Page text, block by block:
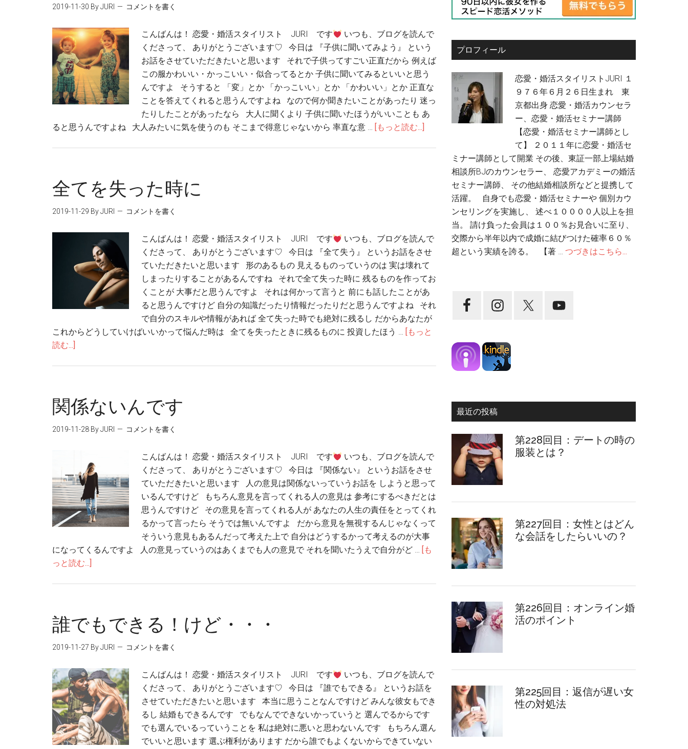
2019-11-30 By JURI コメントを書く
こんばんは！ 恋愛・婚活スタイリスト JURI です
いつも、ブログを読んで
くださって、 ありがとうございます♡ 今日は 『子供に聞いてみよう』 という
お話をさせていただきたいと思います それで子供ってすごい正直だから 例えば
この服かわいい・かっこいい・似合ってるとか 子供に聞いてみるといいと思う
んですよ そうすると 「変」とか 「かっこいい」とか 「かわいい」とか 正直な
ことを答えてくれると思うんですよね なので何か聞きたいことがあったり 迷っ
たりしたことがあったなら 大人に聞くより 子供に聞いたほうがいいことも あ
ると思うんですよね 大人みたいに気を使うのも そこまで得意じゃないから 率直な意 … [もっと読む...]
全てを失った時に
2019-11-29 By JURI コメントを書く
こんばんは！ 恋愛・婚活スタイリスト JURI です
いつも、ブログを読んで
くださって、 ありがとうございます♡ 今日は 『全て失う』 というお話をさせ
ていただきたいと思います 形のあるもの 見えるものっていうのは 実は壊れて
しまったりすることがあるんですね それで全て失った時に 残るものを作ってお
くことが 大事だと思うんですよ それは何かって言うと 前にも話したことがあ
ると思うんですけど 自分の知識だったり情報だったりだと思うんですよね それ
で自分のスキルや情報があれば 全て失った時でも絶対に残るし だからあなたが
これからどうしていけばいいかって悩んだ時は 全てを失ったときに残るものに 投資したほう … [もっと
読む...]
関係ないんです
2019-11-28 By JURI コメントを書く
こんばんは！ 恋愛・婚活スタイリスト JURI です
いつも、ブログを読んで
くださって、 ありがとうございます♡ 今日は 『関係ない』 というお話をさせ
ていただきたいと思います 人の意見は関係ないっていうお話を しようと思って
いるんですけど もちろん意見を言ってくれる人の意見は 参考にするべきだとは
思うんですけど その意見を言ってくれる人が あなたの人生の責任をとってくれ
るかって言ったら そうでは無いんですよ だから意見を無視するんじゃなくって
そういう意見もあるんだって考えた上で 自分はどうするかって考えるのが大事
になってくるんですよ 人の意見っていうのはあくまでも人の意見で それを聞いたうえで自分がど … [も
っと読む...]
誰でもできる！けど・・・
2019-11-27 By JURI コメントを書く
こんばんは！ 恋愛・婚活スタイリスト JURI です
いつも、ブログを読んで
くださって、 ありがとうございます♡ 今日は 『誰でもできる』 というお話を
させていただきたいと思います 本当に思うことなんですけど みんな彼女もでき
るし 結婚もできるんです でもなんでできないかっていうと 選んでるからです
でも選んでいるっていうことを 私は絶対に悪いと思わないんです もちろん選ん
でいいと思います 選ぶ権利があります だから誰でもよくないからできていない
プロフィール
恋愛・婚活スタイリストJURI １
９７６年６月２６日生まれ 東
京都出身 恋愛・婚活カウンセラ
ー、恋愛・婚活セミナー講師
【恋愛・婚活セミナー講師とし
て】 ２０１１年に恋愛・婚活セ
ミナー講師として開業 その後、東証一部上場結婚
相談所BJのカウンセラー、 恋愛アカデミーの婚活
セミナー講師、 その他結婚相談所などと提携して
活躍。 自身でも恋愛・婚活セミナーや 個別カウ
ンセリングを実施し、 述べ１００００人以上を担
当。 請け負った会員は１００％お見合いに至り、
交際から半年以内で成婚に結びつけた確率６０％
超という実績を誇る。 【著 … つづきはこちら...
最近の投稿
第228回目：デートの時の
服装とは？
第227回目：女性とはどん
な会話をしたらいいの？
第226回目：オンライン婚
活のポイント
第225回目：返信が遅い女
性の対処法